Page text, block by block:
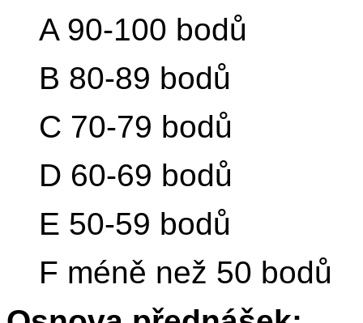
A 90-100 bodů
B 80-89 bodů
C 70-79 bodů
D 60-69 bodů
E 50-59 bodů
F méně než 50 bodů